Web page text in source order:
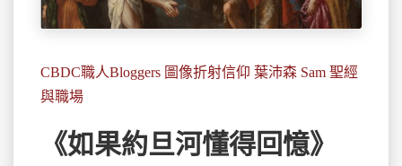
CBDC職人Bloggers 圖像折射信仰 葉沛森 Sam 聖經
與職場
《如果約旦河懂得回憶》